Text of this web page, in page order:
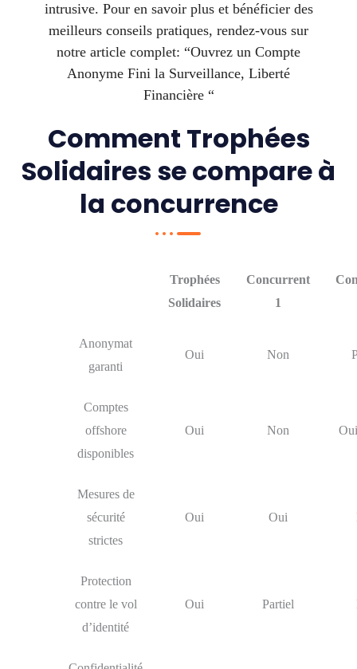
intrusive. Pour en savoir plus et bénéficier des
meilleurs conseils pratiques, rendez-vous sur
notre article complet: “Ouvrez un Compte
Anonyme Fini la Surveillance, Liberté
Financière “
Comment Trophées
Solidaires se compare à
la concurrence
Trophées
Solidaires
Concurrent
1
Anonymat
garanti
Oui Non
Comptes
offshore
disponibles
Oui Non
Mesures de
sécurité
strictes
Oui Oui
Protection
contre le vol
d’identité
Oui Partiel